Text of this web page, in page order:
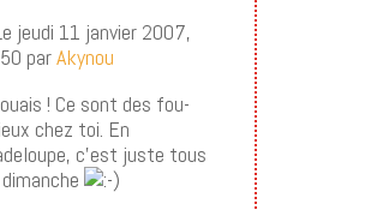
jeudi 11 janvier 2007,
parAkynou
! Ce sont des fou-
chez toi. En
c’est juste tous